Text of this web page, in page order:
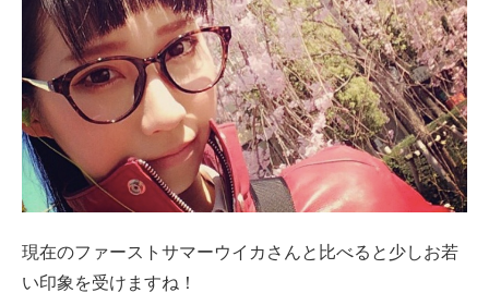
現在のファーストサマーウイカさんと比べると少しお若
い印象を受けますね！